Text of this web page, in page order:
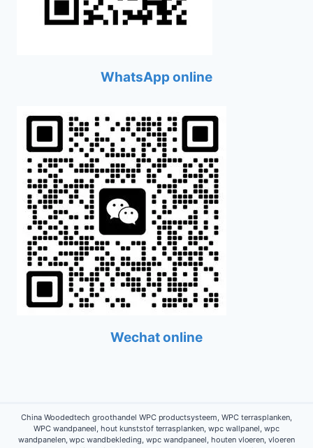
WhatsApp online
Wechat online
China Woodedtech groothandel WPC productsysteem, WPC terrasplanken,
WPC wandpaneel, hout kunststof terrasplanken, wpc wallpanel, wpc
wandpanelen, wpc wandbekleding, wpc wandpaneel, houten vloeren, vloeren